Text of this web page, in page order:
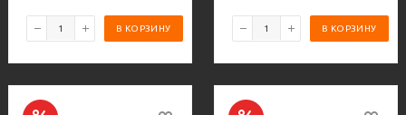
В КОРЗИНУ В КОРЗИНУ